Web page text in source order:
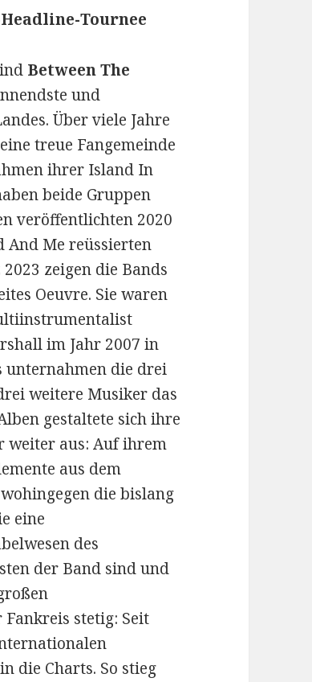
Tournee
Between The
und
Über viele Jahre
treue Fangemeinde
ihrer Island In
beide Gruppen
veröffentlichten 2020
And Me reüssierten
zeigen die Bands
Oeuvre. Sie waren
im Jahr 2007 in
unternahmen die drei
weitere Musiker das
gestaltete sich ihre
weiter aus: Auf ihrem
aus dem
die bislang
eine
des
der Band sind und
stetig: Seit
die Charts. So stieg